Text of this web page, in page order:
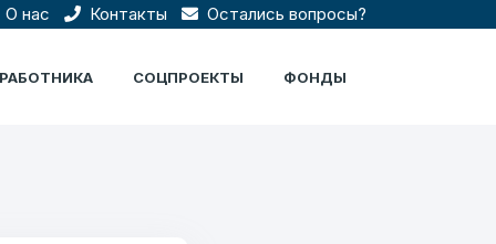
О нас Контакты Остались вопросы?
СОЦПРОЕКТЫ ФОНДЫ